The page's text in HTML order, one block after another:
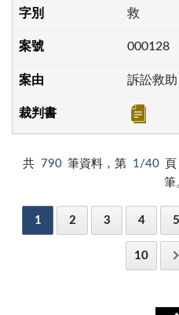
救
000128
訴訟救助
共 790 筆資料，第 1/40
筆
1 2 3 4 5
10